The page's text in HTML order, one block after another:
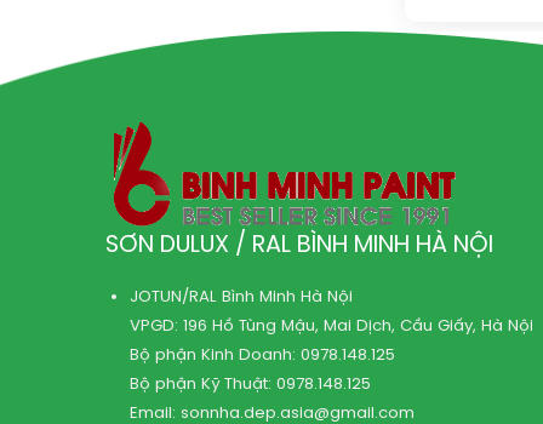
SƠN DULUX / RAL BÌNH MINH HÀ NỘI
JOTUN/RAL Bình Minh Hà Nội
VPGD: 196 Hồ Tùng Mậu, Mai Dịch, Cầu Giấy, Hà Nội
Bộ phận Kinh Doanh:0978.148.125
Bộ phận Kỹ Thuật:0978.148.125
Email: sonnha.dep.asia@gmail.com